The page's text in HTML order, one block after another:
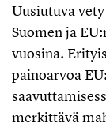
Uusiutuva
Suomen ja
vuosina.
painoarvoa
merkittävä